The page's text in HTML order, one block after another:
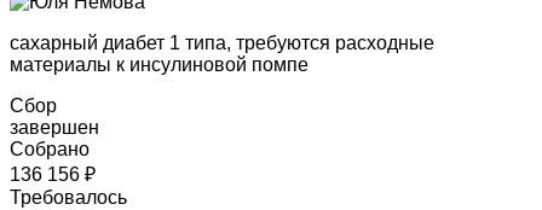
сахарный диабет 1 типа, требуются расходные
материалы к инсулиновой помпе
Сбор
завершен
Собрано
136 156 ₽
Требовалось